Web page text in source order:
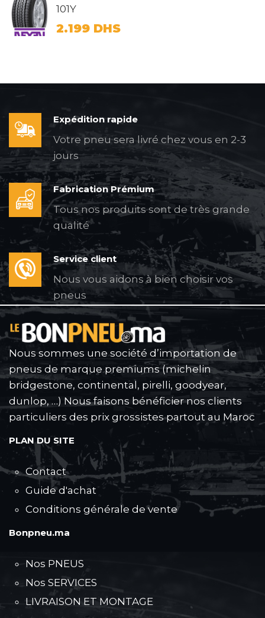
101Y
2.199 DHS
Expédition rapide
Votre pneu sera livré chez vous en 2-3
jours
Fabrication Prémium
Tous nos produits sont de très grande
qualité
Service client
Nous vous aidons à bien choisir vos
pneus
Nous sommes une société d’importation de
pneus de marque premiums (michelin
bridgestone, continental, pirelli, goodyear,
dunlop, …) Nous faisons bénéficier nos clients
particuliers des prix grossistes partout au Maroc
PLAN DU SITE
Contact
Guide d'achat
Conditions générale de vente
Bonpneu.ma
Nos PNEUS
Nos SERVICES
LIVRAISON ET MONTAGE